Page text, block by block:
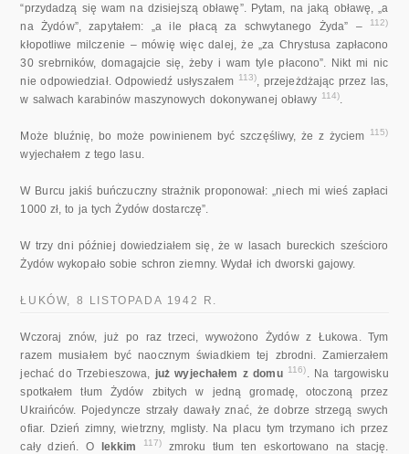
“przydadzą się wam na dzisiejszą obławę”. Pytam, na jaką obławę, „a
na Żydów”, zapytałem: „a ile płacą za schwytanego Żyda” –
112)
kłopotliwe milczenie – mówię więc dalej, że „za Chrystusa zapłacono
30 srebrników, domagajcie się, żeby i wam tyle płacono”. Nikt mi nic
nie odpowiedział. Odpowiedź usłyszałem 113), przejeżdżając przez las,
w salwach karabinów maszynowych dokonywanej obławy 114).
Może bluźnię, bo może powinienem być szczęśliwy, że z życiem 115)
wyjechałem z tego lasu.
W Burcu jakiś buńczuczny strażnik proponował: „niech mi wieś zapłaci
1000 zł, to ja tych Żydów dostarczę”.
W trzy dni później dowiedziałem się, że w lasach bureckich sześcioro
Żydów wykopało sobie schron ziemny. Wydał ich dworski gajowy.
ŁUKÓW, 8 LISTOPADA 1942 R.
Wczoraj znów, już po raz trzeci, wywożono Żydów z Łukowa. Tym
razem musiałem być naocznym świadkiem tej zbrodni. Zamierzałem
jechać do Trzebieszowa, już wyjechałem z domu 116). Na targowisku
spotkałem tłum Żydów zbitych w jedną gromadę, otoczoną przez
Ukraińców. Pojedyncze strzały dawały znać, że dobrze strzegą swych
ofiar. Dzień zimny, wietrzny, mglisty. Na placu tym trzymano ich przez
cały dzień. O
lekkim 117)
zmroku tłum ten eskortowano na stację.